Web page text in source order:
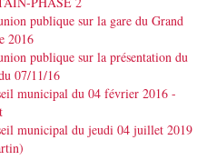
publique sur la gare du Grand
2016
publique sur la présentation du
07/11/16
municipal du 04 février 2016 -
municipal du jeudi 04 juillet 2019